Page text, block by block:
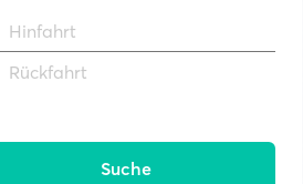
Hinfahrt
Rückfahrt
Suche